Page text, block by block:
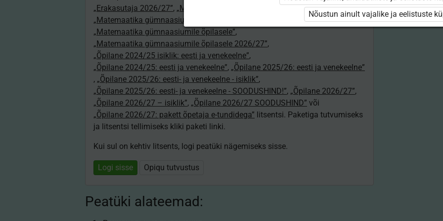
„Erakasutaja 2026/27”, „Matemaatika gümnaasiumile õpetajale”,
„Matemaatika gümnaasiumile õpetajale 2026/27”
„Matemaatika gümnaasiumile õpilasele”,
„Matemaatika gümnaasiumile õpilasele 2026/27”,
„Õpilane 2024/25 isiklik: eesti ja venekeelne”,
„Õpilane 2024/25: eesti ja venekeelne”, „Õpilane 2025/26: eesti ja venekeelne”
, „Õpilane 2025/26: eesti- ja venekeelne - isiklik”,
„Õpilane 2025/26: eesti- ja venekeelne - SOODUSHIND!”, „Õpilane 2026/27”,
„Õpilane 2026/27 – isiklik”, „Õpilane 2026/27 SOODUSHIND” või
„Õpilane 2026/27: pakett õpetaja e-tundidega” litsentsi. Paketiga tutvumiseks
ja litsentsi tellimiseks kliki paketi linki.
Kui sul on kehtiv litsents, logi peatüki nägemiseks sisse.
Logi sisse Opiqu tutvustus
Peatüki alateemad:
Nõustun ainult vajalike ja eelistuste